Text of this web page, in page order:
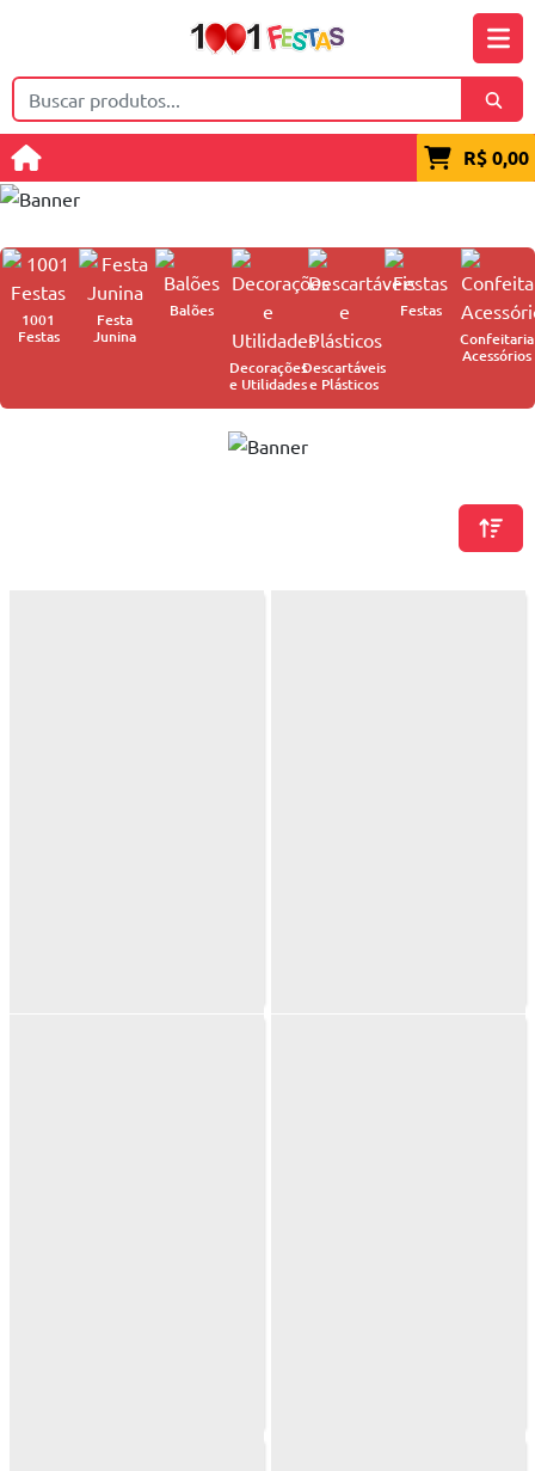
R$ 0,00
1001
Festas
Festa
Junina
Balões
Decorações
e Utilidades
Descartáveis
e Plásticos
Festas
Confeitaria
Acessórios